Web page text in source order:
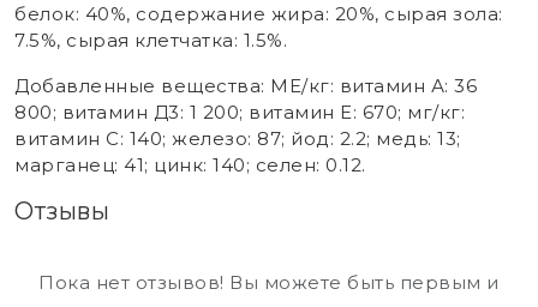
белок: 40%, содержание жира: 20%, сырая зола:
7.5%, сырая клетчатка: 1.5%.
Добавленные вещества: МЕ/кг: витамин А: 36
800; витамин Д3: 1 200; витамин E: 670; мг/кг:
витамин C: 140; железо: 87; йод: 2.2; медь: 13;
марганец: 41; цинк: 140; селен: 0.12.
Отзывы
Пока нет отзывов! Вы можете быть первым и